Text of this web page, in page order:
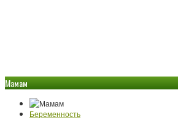
Мамам
Беременность